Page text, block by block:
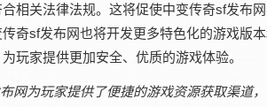
相关法律法规。这将促使中变传奇sf发布
奇sf发布网也将开发更多特色化的游戏版
玩家提供更加安全、优质的游戏体验。
网为玩家提供了便捷的游戏资源获取渠道